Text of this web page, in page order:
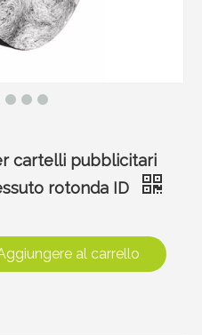
cartelli pubblicitari
rotonda ID
al carrello